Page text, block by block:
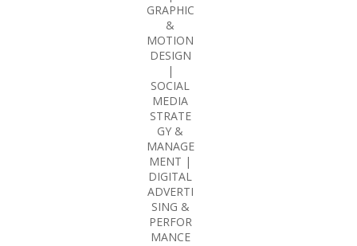
GRAPHIC
&
MOTION
DESIGN
|
SOCIAL
MEDIA
STRATE
GY &
MANAGE
MENT |
DIGITAL
ADVERTI
SING &
PERFOR
MANCE